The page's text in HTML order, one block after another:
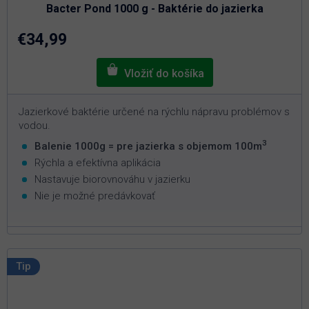
Bacter Pond 1000 g - Baktérie do jazierka
4,8
€34,99
Jazierkové baktérie určené na rýchlu nápravu problémov s
vodou.
Balenie 1000g = pre jazierka s objemom 100m3
Rýchla a efektívna aplikácia
Nastavuje biorovnováhu v jazierku
Nie je možné predávkovať
Tip